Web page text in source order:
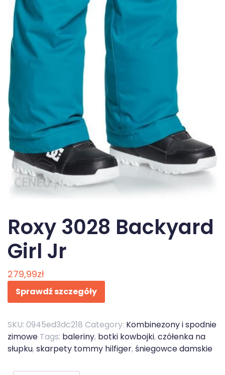
Roxy 3028 Backyard
Girl Jr
279,99zł
Sprawdź szczegóły
SKU: 0945ed3dc218 Category: Kombinezony i spodnie
zimowe Tags: baleriny, botki kowbojki,czółenka na
słupku,skarpety tommy hilfiger,śniegowce damskie